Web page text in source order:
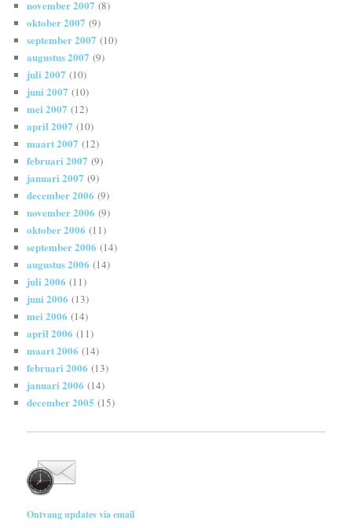
november 2007 (8)
oktober 2007 (9)
september 2007 (10)
augustus 2007 (9)
juli 2007 (10)
juni 2007 (10)
mei 2007 (12)
april 2007 (10)
maart 2007 (12)
februari 2007 (9)
januari 2007 (9)
december 2006 (9)
november 2006 (9)
oktober 2006 (11)
september 2006 (14)
augustus 2006 (14)
juli 2006 (11)
juni 2006 (13)
mei 2006 (14)
april 2006 (11)
maart 2006 (14)
februari 2006 (13)
januari 2006 (14)
december 2005 (15)
Ontvang updates via email